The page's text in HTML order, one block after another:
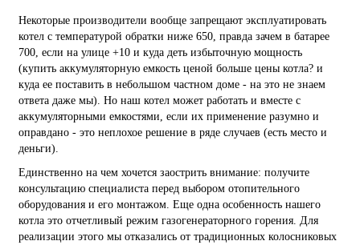
Некоторые производители вообще запрещают эксплуатировать
котел с температурой обратки ниже 650, правда зачем в батарее
700, если на улице +10 и куда деть избыточную мощность
(купить аккумуляторную емкость ценой больше цены котла? и
куда ее поставить в небольшом частном доме - на это не знаем
ответа даже мы). Но наш котел может работать и вместе с
аккумуляторными емкостями, если их применение разумно и
оправдано - это неплохое решение в ряде случаев (есть место и
деньги).
Единственно на чем хочется заострить внимание: получите
консультацию специалиста перед выбором отопительного
оборудования и его монтажом. Еще одна особенность нашего
котла это отчетливый режим газогенераторного горения. Для
реализации этого мы отказались от традиционных колосниковых